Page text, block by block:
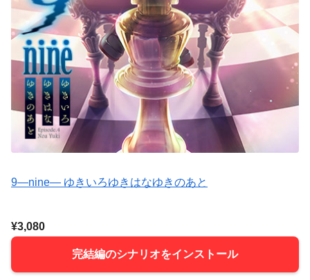
9―nine― ゆきいろゆきはなゆきのあと
¥3,080
完結編のシナリオをインストール